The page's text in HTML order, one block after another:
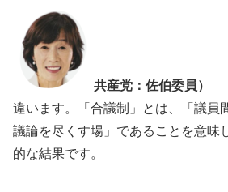
共産党：佐伯委員）
違います。「合議制」とは、「議員
議論を尽くす場」であることを意味
的な結果です。